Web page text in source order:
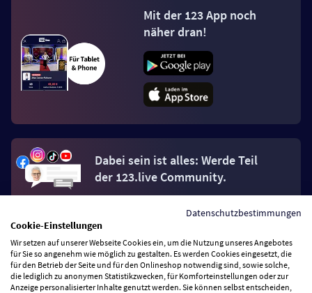
Mit der 123 App noch
näher dran!
Dabei sein ist alles: Werde Teil
der 123.live Community.
Datenschutzbestimmungen
Cookie-Einstellungen
Wir setzen auf unserer Webseite Cookies ein, um die Nutzung unseres Angebotes
für Sie so angenehm wie möglich zu gestalten. Es werden Cookies eingesetzt, die
für den Betrieb der Seite und für den Onlineshop notwendig sind, sowie solche,
die lediglich zu anonymen Statistikzwecken, für Komforteinstellungen oder zur
Anzeige personalisierter Inhalte genutzt werden. Sie können selbst entscheiden,